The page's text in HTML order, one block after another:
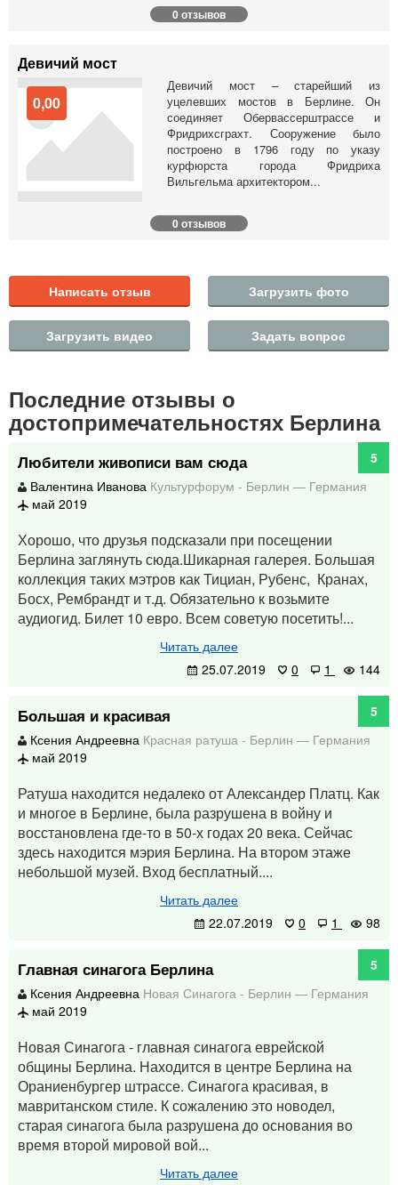
0 отзывов
Девичий мост
0,00
Девичий мост – старейший из
уцелевших мостов в Берлине. Он
соединяет Обервассерштрассе и
Фридрихсграхт. Сооружение было
построено в 1796 году по указу
курфюрста города Фридриха
Вильгельма архитектором...
0 отзывов
Написать отзыв Загрузить фото
Загрузить видео Задать вопрос
Последние отзывы о
достопримечательностях Берлина
Любители живописи вам сюда
5
Валентина Иванова Культурфорум - Берлин — Германия
май 2019
Хорошо, что друзья подсказали при посещении
Берлина заглянуть сюда.Шикарная галерея. Большая
коллекция таких мэтров как Тициан, Рубенс, Кранах,
Босх, Рембрандт и т.д. Обязательно к возьмите
аудиогид. Билет 10 евро. Всем советую посетить!...
Читать далее
25.07.2019
0 1 144
Большая и красивая
5
Ксения Андреевна Красная ратуша - Берлин — Германия
май 2019
Ратуша находится недалеко от Александер Платц. Как
и многое в Берлине, была разрушена в войну и
восстановлена где-то в 50-х годах 20 века. Сейчас
здесь находится мэрия Берлина. На втором этаже
небольшой музей. Вход бесплатный....
Читать далее
22.07.2019
0 1 98
Главная синагога Берлина
5
Ксения Андреевна Новая Синагога - Берлин — Германия
май 2019
Новая Синагога - главная синагога еврейской
общины Берлина. Находится в центре Берлина на
Ораниенбургер штрассе. Синагога красивая, в
мавританском стиле. К сожалению это новодел,
старая синагога была разрушена до основания во
время второй мировой вой...
Читать далее